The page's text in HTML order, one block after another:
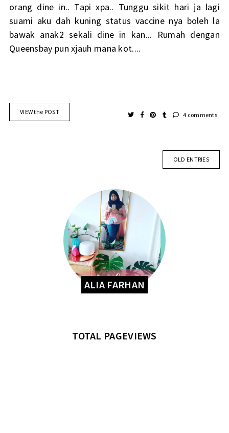
orang dine in.. Tapi xpa.. Tunggu sikit hari ja lagi
suami aku dah kuning status vaccine nya boleh la
bawak anak2 sekali dine in kan... Rumah dengan
Queensbay pun xjauh mana kot....
VIEW the POST 4 comments
OLD ENTRIES
ALIA FARHAN
TOTAL PAGEVIEWS